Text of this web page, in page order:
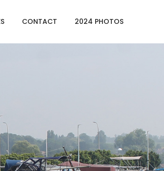
CONTACT 2024 PHOTOS